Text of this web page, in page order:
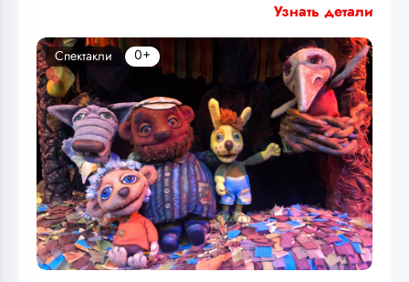
Узнать детали
Спектакли 0+